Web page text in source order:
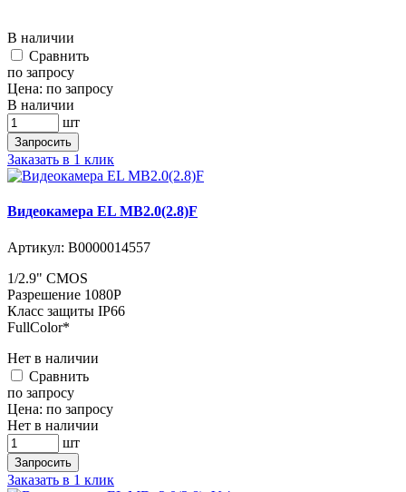
В наличии
Cравнить
по запросу
Цена: по запросу
В наличии
шт
Запросить
Заказать в 1 клик
Видеокамера EL MB2.0(2.8)F
Артикул: В0000014557
1/2.9" CMOS
Разрешение 1080P
Класс защиты IP66
FullColor*
Нет в наличии
Cравнить
по запросу
Цена: по запросу
Нет в наличии
шт
Запросить
Заказать в 1 клик